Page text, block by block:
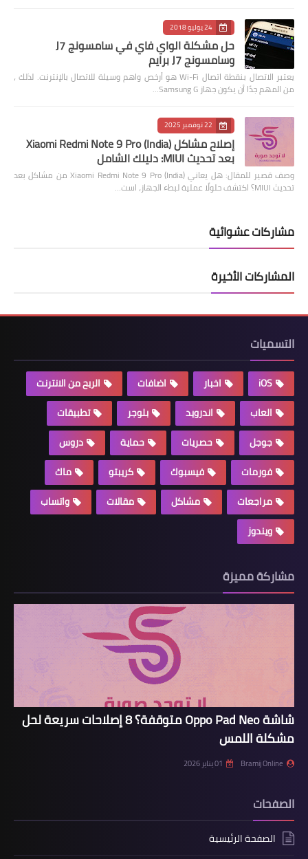
24 يوليو 2018
حل مشكلة الواي فاي في سامسونج J7
وسامسونج J7 برايم
يعتبر الاتصال بنقطة اتصال Wi-Fi هو أرخص واهم وسيلة للاتصال بالإنترنت. لذلك ،
من المهم جدًا أن يكون جهاز Samsung G…
22 نوفمبر 2025
إصلاح مشاكل Xiaomi Redmi Note 9 Pro (India)
بعد تحديث MIUI: دليلك الشامل
وصف قصير للمقال: هل يعاني Xiaomi Redmi Note 9 Pro (India) من مشاكل بعد
تحديث MIUI؟ اكتشف حلولًا عملية لبطء الجهاز، است…
مشاركات عشوائية
المشاركات الأخيرة
التسميات
iOS اخبار اضافات
الربح من الانترنت
العاب
اندرويد بلوجر
تطبيقات
جوجل
حصريات حماية
دروس
فورمات
فيسبوك كريبتو
ماك
مراجعات
مشاكل مقالات
واتساب
ويندوز
مشاركة مميزة
شاشة Oppo Pad Neo متوقفة؟ 8 إصلاحات سريعة لحل
مشكلة اللمس
Bramij Online 01 يناير 2026
الصفحات
الصفحة الرئيسية